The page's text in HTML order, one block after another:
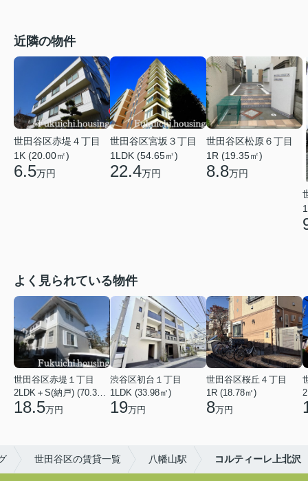
近隣の物件
世田谷区赤堤４丁目
1K (20.00㎡)
6.5万円
世田谷区宮坂３丁目
1LDK (54.65㎡)
22.4万円
世田谷区松原６丁目
1R (19.35㎡)
8.8万円
よく見られている物件
世田谷区赤堤１丁目
18.5万円
渋谷区初台１丁目
1LDK (33.98㎡)
19万円
世田谷区桜丘４丁目
1R (18.78㎡)
8万円
世田谷区の賃貸一覧 八幡山駅 コルティーレ上北沢